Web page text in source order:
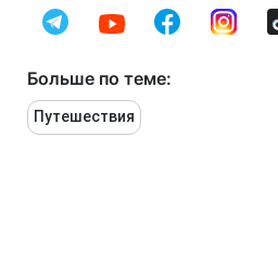
Больше по теме:
Путешествия